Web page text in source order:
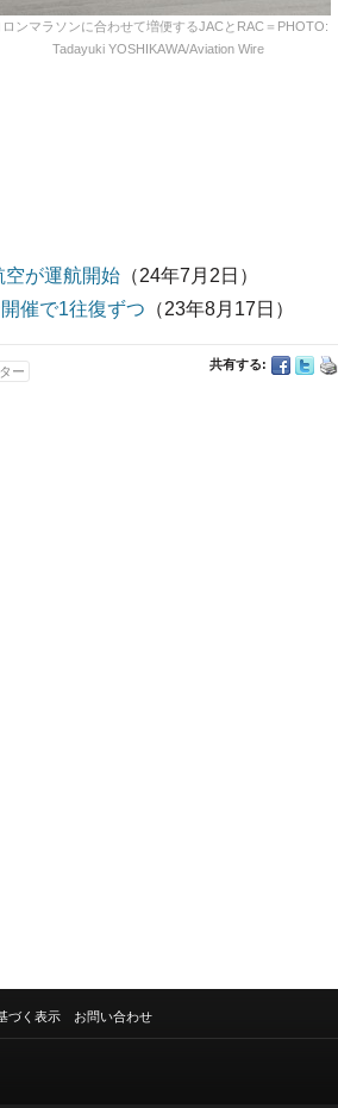
ロンマラソンに合わせて増便するJACとRAC＝PHOTO:
Tadayuki YOSHIKAWA/Aviation Wire
空が運航開始 （24年7月2日）
催で1往復ずつ （23年8月17日）
共有する:
ー
づく表示 お問い合わせ